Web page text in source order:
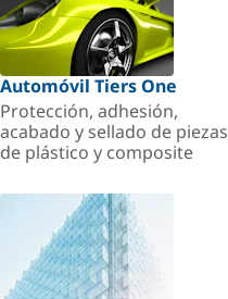
Automóvil Tiers One
Protección, adhesión,
acabado y sellado de piezas
de plástico y composite